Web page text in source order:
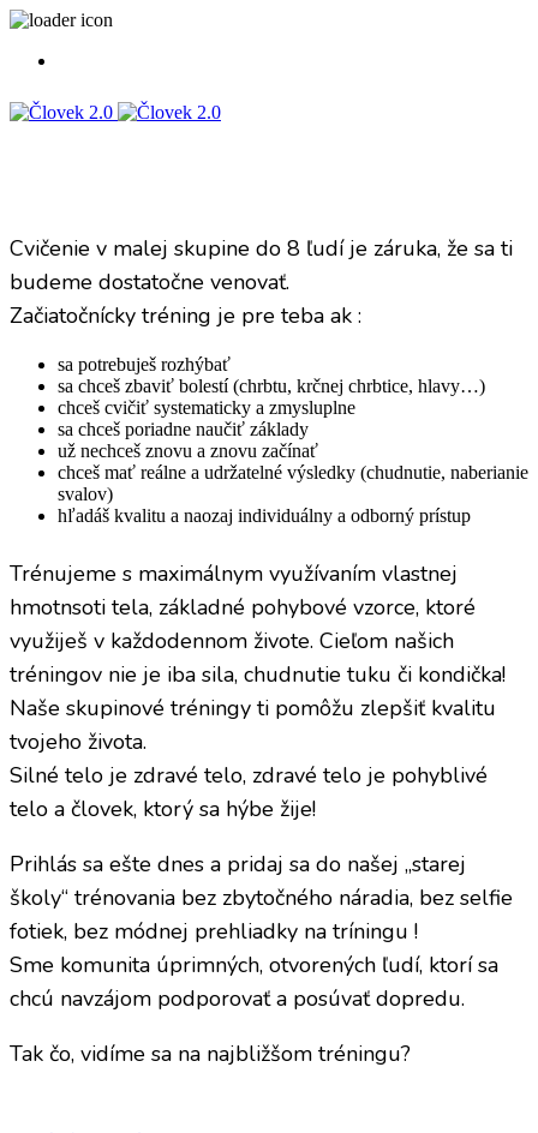
Cvičenie v malej skupine do 8 ľudí je záruka, že sa ti
budeme dostatočne venovať.
Začiatočnícky tréning je pre teba ak :
sa potrebuješ rozhýbať
sa chceš zbaviť bolestí (chrbtu, krčnej chrbtice, hlavy…)
chceš cvičiť systematicky a zmysluplne
sa chceš poriadne naučiť základy
už nechceš znovu a znovu začínať
chceš mať reálne a udržatelné výsledky (chudnutie, naberianie
svalov)
hľadáš kvalitu a naozaj individuálny a odborný prístup
Trénujeme s maximálnym využívaním vlastnej
hmotnsoti tela, základné pohybové vzorce, ktoré
využiješ v každodennom živote. Cieľom našich
tréningov nie je iba sila, chudnutie tuku či kondička!
Naše skupinové tréningy ti pomôžu zlepšiť kvalitu
tvojeho života.
Silné telo je zdravé telo, zdravé telo je pohyblivé
telo a človek, ktorý sa hýbe žije!
Prihlás sa ešte dnes a pridaj sa do našej „starej
školy“ trénovania bez zbytočného náradia, bez selfie
fotiek, bez módnej prehliadky na tríningu !
Sme komunita úprimných, otvorených ľudí, ktorí sa
chcú navzájom podporovať a posúvať dopredu.
Tak čo, vidíme sa na najbližšom tréningu?